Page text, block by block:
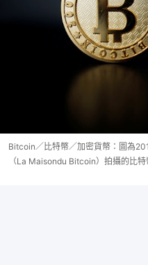
Bitcoin／比特幣／加密貨幣：圖為
（La Maisondu Bitcoin）拍攝的比